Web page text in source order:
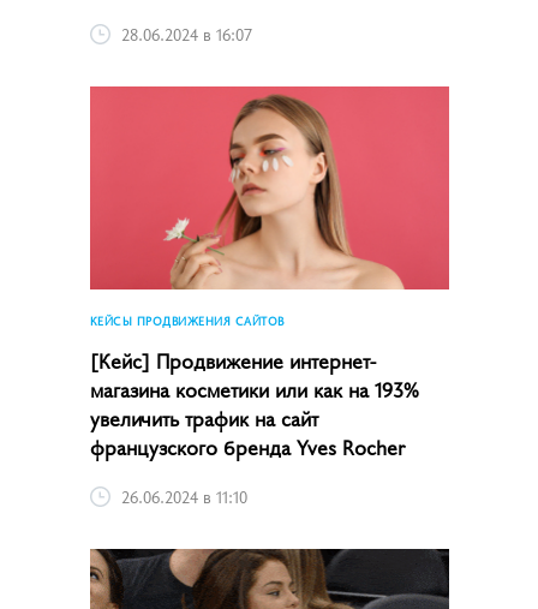
28.06.2024 в 16:07
КЕЙСЫ ПРОДВИЖЕНИЯ САЙТОВ
[Кейс] Продвижение интернет-
магазина косметики или как на 193%
увеличить трафик на сайт
французского бренда Yves Rocher
26.06.2024 в 11:10